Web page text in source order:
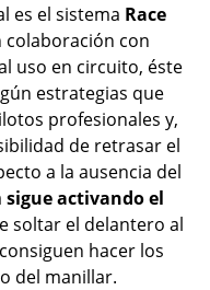
es el sistema Race
colaboración con
uso en circuito, éste
estrategias que
profesionales y,
de retrasar el
a la ausencia del
sigue activando el
soltar el delantero al
hacer los
del manillar.